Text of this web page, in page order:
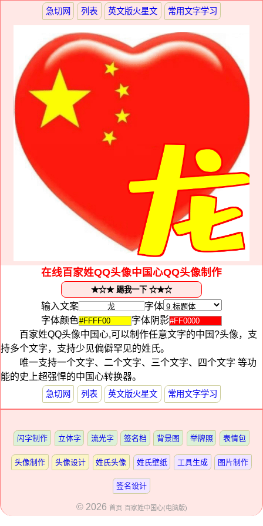
急切网 列表 英文版火星文 常用文字学习
在线百家姓QQ头像中国心QQ头像制作
输入文案
字体
字体颜色
字体阴影
百家姓QQ头像中国心,可以制作任意文字的中国?头像，支
持多个文字，支持少见偏僻罕见的姓氏。
唯一支持一个文字、二个文字、三个文字、四个文字 等功
能的史上超强悍的中国心转换器。
急切网 列表 英文版火星文 常用文字学习
闪字制作 立体字 流光字 签名档 背景图 举牌照 表情包
头像制作 头像设计 姓氏头像 姓氏壁纸 工具生成 图片制作
签名设计
© 2026 首页 百家姓中国心(电脑版)